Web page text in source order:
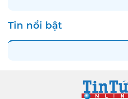
Tin nổi bật